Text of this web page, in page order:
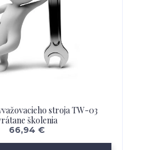
stroja TW-03
školenia
66,94 €